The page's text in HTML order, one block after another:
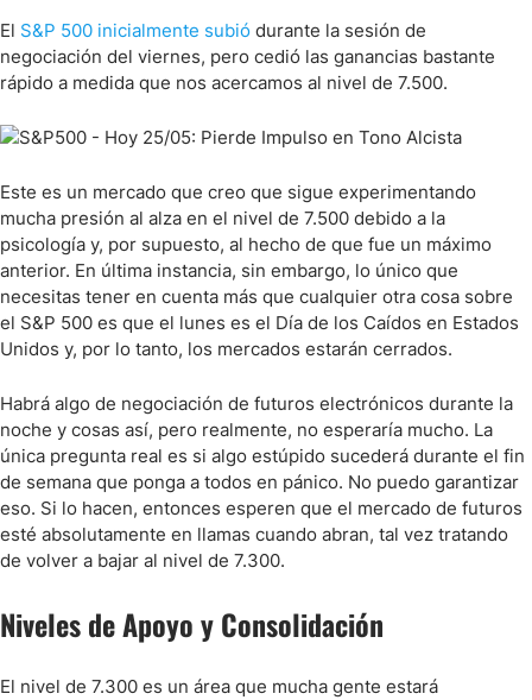
El S&P 500 inicialmente subió durante la sesión de
negociación del viernes, pero cedió las ganancias bastante
rápido a medida que nos acercamos al nivel de 7.500.
Este es un mercado que creo que sigue experimentando
mucha presión al alza en el nivel de 7.500 debido a la
psicología y, por supuesto, al hecho de que fue un máximo
anterior. En última instancia, sin embargo, lo único que
necesitas tener en cuenta más que cualquier otra cosa sobre
el S&P 500 es que el lunes es el Día de los Caídos en Estados
Unidos y, por lo tanto, los mercados estarán cerrados.
Habrá algo de negociación de futuros electrónicos durante la
noche y cosas así, pero realmente, no esperaría mucho. La
única pregunta real es si algo estúpido sucederá durante el fin
de semana que ponga a todos en pánico. No puedo garantizar
eso. Si lo hacen, entonces esperen que el mercado de futuros
esté absolutamente en llamas cuando abran, tal vez tratando
de volver a bajar al nivel de 7.300.
Niveles de Apoyo y Consolidación
El nivel de 7.300 es un área que mucha gente estará